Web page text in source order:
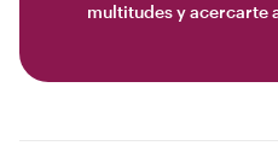
multitudes y acercarte